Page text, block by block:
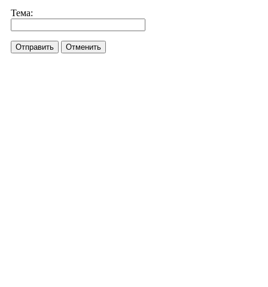
Тема:
Отправить Отменить